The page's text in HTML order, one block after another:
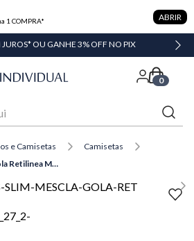
1 COMPRA* ABRIR
JUROS* OU GANHE 3% OFF NO PIX
0
e Camisetas
Camisetas
Camiseta Slim Fit Mescla Gola Retilinea Masculina Individual